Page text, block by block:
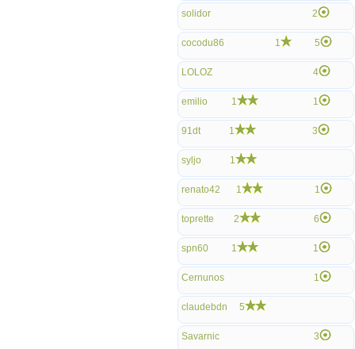
solidor 2
cocodu86 1 5
LOLOZ 4
emilio 1 1
91dt 1 3
syljo 1
renato42 1 1
toprette 2 6
spn60 1 1
Cernunos 1
claudebdn 5
Savarnic 3